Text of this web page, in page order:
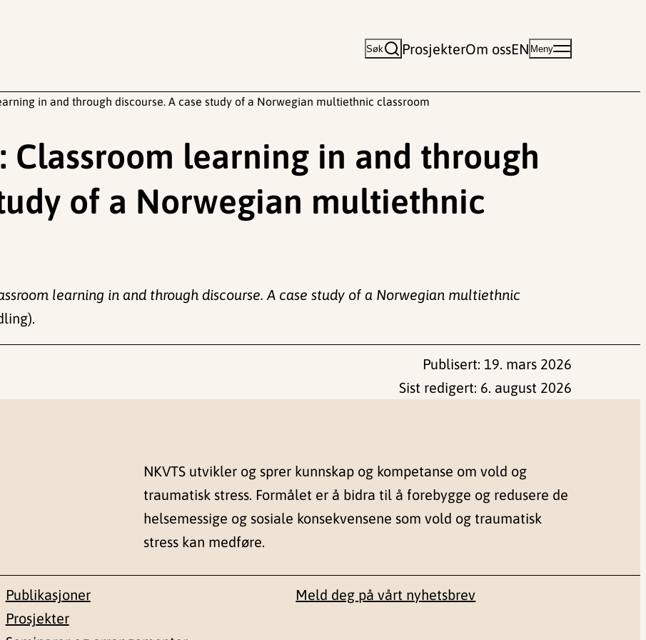
Søk ProsjekterOm ossEN Meny
in and through discourse. A case study of a Norwegian multiethnic classroom
Classroom learning in and through
of a Norwegian multiethnic
learning in and through discourse. A case study of a Norwegian multiethnic
Publisert: 19. mars 2026
Sist redigert: 6. august 2026
NKVTS utvikler og sprer kunnskap og kompetanse om vold og
traumatisk stress. Formålet er å bidra til å forebygge og redusere de
helsemessige og sosiale konsekvensene som vold og traumatisk
stress kan medføre.
Publikasjoner
Prosjekter
Meld deg på vårt nyhetsbrev